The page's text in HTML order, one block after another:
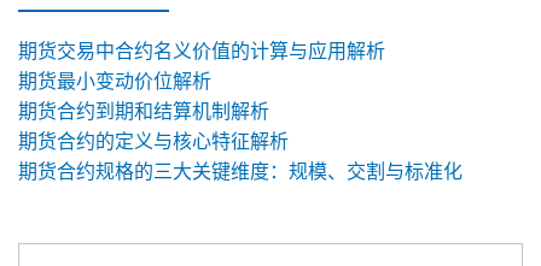
期货交易中合约名义价值的计算与应用解析
期货最小变动价位解析
期货合约到期和结算机制解析
期货合约的定义与核心特征解析
期货合约规格的三大关键维度：规模、交割与标准化